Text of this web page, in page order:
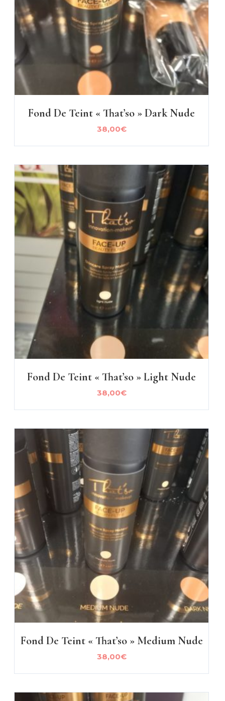
Fond De Teint « That’so » Dark Nude
38,00€
Fond De Teint « That’so » Light Nude
38,00€
Fond De Teint « That’so » Medium Nude
38,00€